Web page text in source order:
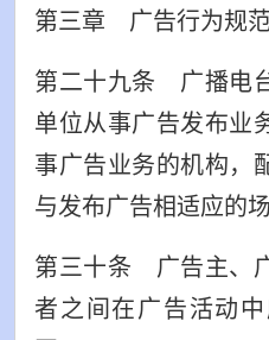
第三章 广告行为规范
第二十九条 广播电
单位从事广告发布业
事广告业务的机构，
与发布广告相适应的
第三十条 广告主、
者之间在广告活动